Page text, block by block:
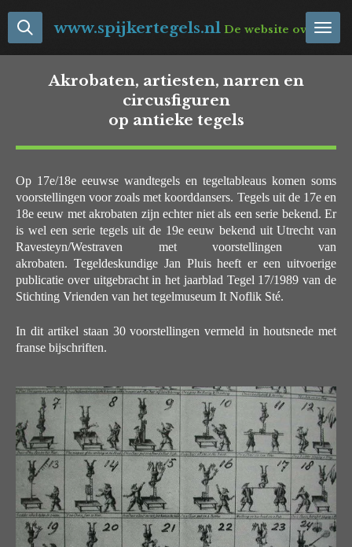
Ga
direct
hoofdinhoud
www.spijkertegels.nl De website over
Akrobaten, artiesten, narren en
circusfiguren
op antieke tegels
Op 17e/18e eeuwse wandtegels en tegeltableaus komen soms
voorstellingen voor zoals met koorddansers. Tegels uit de 17e en
18e eeuw met akrobaten zijn echter niet als een serie bekend. Er
is wel een serie tegels uit de 19e eeuw bekend uit Utrecht van
Ravesteyn/Westraven met voorstellingen van
akrobaten. Tegeldeskundige Jan Pluis heeft er een uitvoerige
publicatie over uitgebracht in het jaarblad Tegel 17/1989 van de
Stichting Vrienden van het tegelmuseum It Noflik Sté.
In dit artikel staan 30 voorstellingen vermeld in houtsnede met
franse bijschriften.